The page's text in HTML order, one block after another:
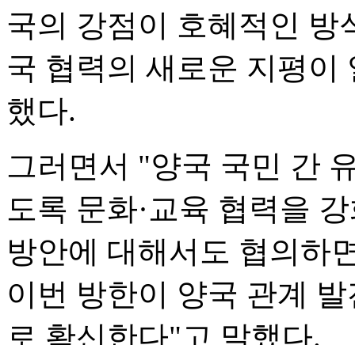
국의 강점이 호혜적인 방
국 협력의 새로운 지평
했다.
그러면서 "양국 국민 간
도록 문화·교육 협력을
방안에 대해서도 협의하
이번 방한이 양국 관계
로 확신한다"고 말했다.